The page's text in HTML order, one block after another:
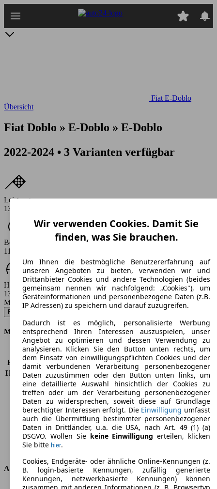
Hauptinhalt
Fiat E-Doblo
Übersicht
Fiat Doblo » E-Doblo » E-Doblo
2022-2024 • 3 Varianten verfügbar
Leistung
136 PS
Beschleunigung (0-100 km/h)
11.2 s
Höchstgeschwindigkeit (km/h)
130 km/h
Modellbezeichnung :
E-Doblo L1 50 kWh - 100 KW (136 PS) (2022/11 - 2024/04)
Motor & Leistung
KW (PS)
100 kW (136 PS)
Beschleunigung (0-100 km/h) 11,2s
Höchstgeschwindigkeit (km/h) 130 km/h
Anzahl der Gänge
1
Drehmoment
260 nm
Hubraum
-
Kraftstoff
Elektro
Zylinder
Getriebe
Halbautomatik
Antriebsart
Abmessungen
Wir verwenden Cookies. Damit Sie
finden, was Sie brauchen.
Um Ihnen die bestmögliche Benutzererfahrung auf
unseren Angeboten zu bieten, verwenden wir und
Drittanbieter Cookies und andere Technologien (beides
gemeinsam nennen wir nachfolgend: „Cookies"), um
Geräteinformationen und personenbezogene Daten (z.B.
IP Adressen) zu speichern und darauf zuzugreifen.
Dadurch ist es möglich, personalisierte Werbung
entsprechend Ihren Interessen auszuspielen, unser
Angebot zu optimieren und dessen Verwendung zu
analysieren. Klicken Sie den Button unten rechts, um
dem Einsatz von einwilligungspflichten Cookies und der
damit verbundenen Verarbeitung personenbezogener
Daten zuzustimmen oder den Button unten links, um
eine detaillierte Auswahl hinsichtlich der Cookies zu
treffen oder um der Verarbeitung personenbezogener
Daten zu widersprechen, soweit diese auf Grundlage
berechtigter Interessen erfolgt. Die Einwilligung umfasst
auch die Übermittlung bestimmter personenbezogener
Daten in Drittländer, u.a. die USA, nach Art. 49 (1) (a)
DSGVO. Wollen Sie keine Einwilligung erteilen, klicken
Sie bitte hier.
Cookies, Endgeräte- oder ähnliche Online-Kennungen (z.
B. login-basierte Kennungen, zufällig generierte
Kennungen, netzwerkbasierte Kennungen) können